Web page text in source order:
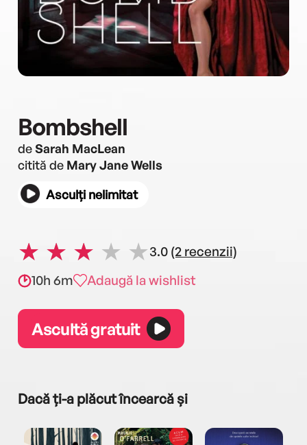
Bombshell
deSarah MacLean
citită de Mary Jane Wells
Asculți nelimitat
3.0 (2 recenzii)
10h 6m
Adaugă la wishlist
Ascultă gratuit
Dacă ți-a plăcut încearcă și